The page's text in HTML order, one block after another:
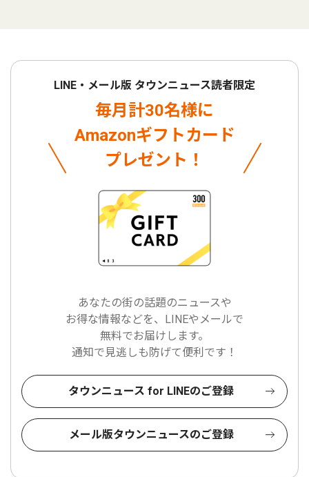
LINE・メール版 タウンニュース読者限定
毎月計30名様に
Amazonギフトカード
プレゼント！
あなたの街の話題のニュースや
お得な情報などを、LINEやメールで
無料でお届けします。
通知で見逃しも防げて便利です！
タウンニュース for LINEのご登録
メール版タウンニュースのご登録